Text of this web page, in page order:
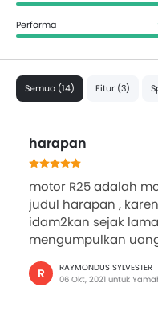
Performa
Semua (14) Fitur (3)
harapan
motor R25 adalah
judul harapan ,
idam2kan sejak
mengumpulkan
R
RAYMONDUS SYLVESTER
06 Okt, 2021 untuk